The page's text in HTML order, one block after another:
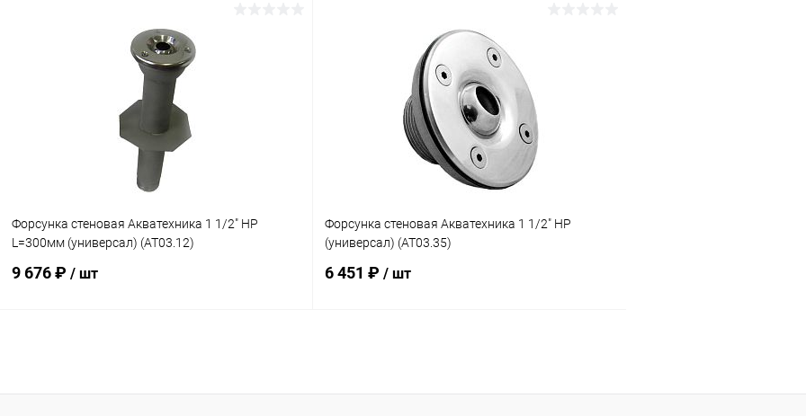
В корзину В корзину
К сравнению В наличии
Форсунка стеновая Акватехника 1 1/2" НР
L=300мм (универсал) (AT03.12)
9 676 ₽ / шт
В избранное
Форсунка стеновая Акватехника 1 1/2" НР
(универсал) (AT03.35)
6 451 ₽ / шт
В избранное